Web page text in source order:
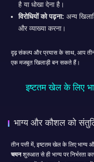
है या धोखा देना है।
विरोधियों को पढ़ना: अन्य
और व्याख्या करना।
दृढ़ संकल्प और प्रयास के साथ, आप तीन
एक मजबूत खिलाड़ी बन सकते हैं।
इष्टतम खेल के लिए
भाग्य और कौशल को
चयनशुरुआत से ही भाग्य पर निर्भरता